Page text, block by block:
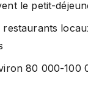
le petit-
restaurants
80 000-100